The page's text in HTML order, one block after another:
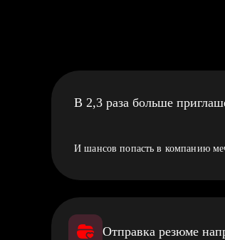
В 2,3 раза больше
И шансов попасть в компанию
Отправка резюме